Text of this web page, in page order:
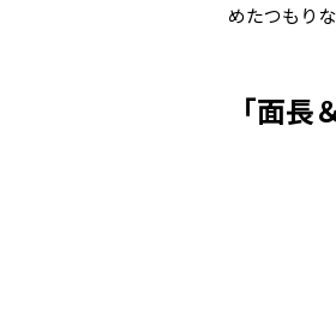
めたつもり
「面長